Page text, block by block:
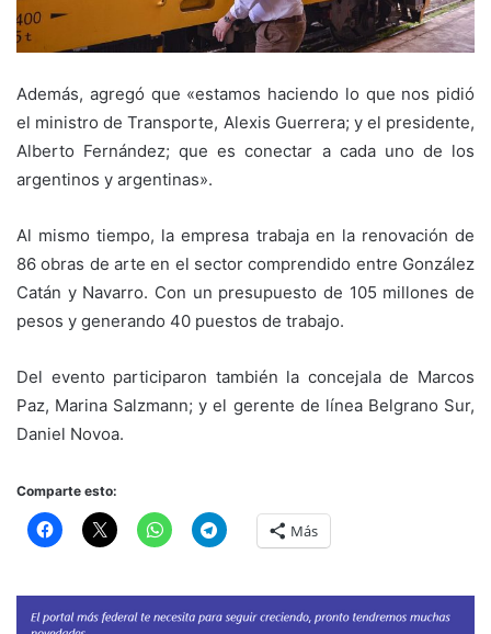
Además, agregó que «estamos haciendo lo que nos pidió
el ministro de Transporte, Alexis Guerrera; y el presidente,
Alberto Fernández; que es conectar a cada uno de los
argentinos y argentinas».
Al mismo tiempo, la empresa trabaja en la renovación de
86 obras de arte en el sector comprendido entre González
Catán y Navarro. Con un presupuesto de 105 millones de
pesos y generando 40 puestos de trabajo.
Del evento participaron también la concejala de Marcos
Paz, Marina Salzmann; y el gerente de línea Belgrano Sur,
Daniel Novoa.
Comparte esto:
Más